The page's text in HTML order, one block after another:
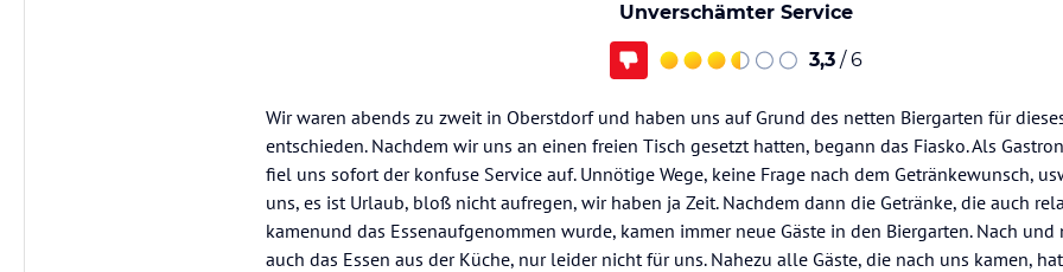
Unverschämter Service
3,3 / 6
Wir waren abends zu zweit in Oberstdorf und haben uns auf Grund des netten Biergarten für
entschieden. Nachdem wir uns an einen freien Tisch gesetzt hatten, begann das Fiasko. Als
fiel uns sofort der konfuse Service auf. Unnötige Wege, keine Frage nach dem Getränkewunsch,
uns, es ist Urlaub, bloß nicht aufregen, wir haben ja Zeit. Nachdem dann die Getränke, die auch
kamenund das Essenaufgenommen wurde, kamen immer neue Gäste in den Biergarten. Nach und
auch das Essen aus der Küche, nur leider nicht für uns. Nahezu alle Gäste, die nach uns kamen,